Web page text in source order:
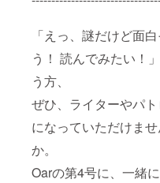
「えっ、謎だけど面
う！ 読んでみたい！
う方、
ぜひ、ライターやパ
になっていただけま
か。
Oarの第4号に、一緒